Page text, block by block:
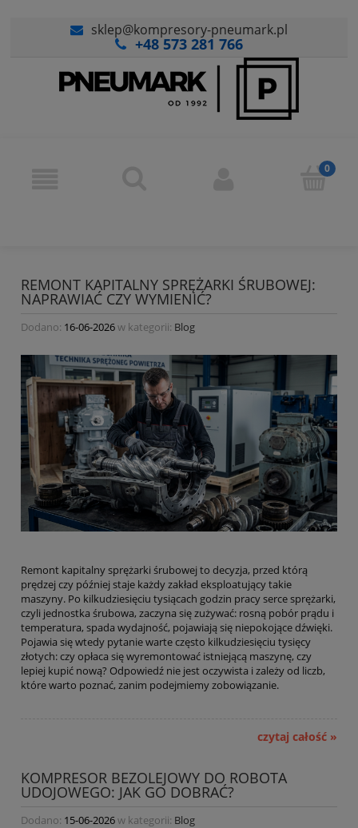
sklep@kompresory-pneumark.pl
+48 573 281 766
REMONT KAPITALNY SPRĘŻARKI ŚRUBOWEJ:
NAPRAWIAĆ CZY WYMIENIĆ?
Dodano: 16-06-2026w kategorii: Blog
Remont kapitalny sprężarki śrubowej to decyzja, przed którą
prędzej czy później staje każdy zakład eksploatujący takie
maszyny. Po kilkudziesięciu tysiącach godzin pracy serce sprężarki,
czyli jednostka śrubowa, zaczyna się zużywać: rosną pobór prądu i
temperatura, spada wydajność, pojawiają się niepokojące dźwięki.
Pojawia się wtedy pytanie warte często kilkudziesięciu tysięcy
złotych: czy opłaca się wyremontować istniejącą maszynę, czy
lepiej kupić nową? Odpowiedź nie jest oczywista i zależy od liczb,
które warto poznać, zanim podejmiemy zobowiązanie.
czytaj całość »
KOMPRESOR BEZOLEJOWY DO ROBOTA
UDOJOWEGO: JAK GO DOBRAĆ?
Dodano: 15-06-2026w kategorii: Blog